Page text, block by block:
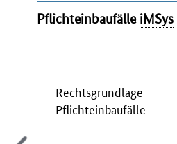
Pflichteinbaufälle iMSys
Rechtsgrundlage
Pflichteinbaufälle